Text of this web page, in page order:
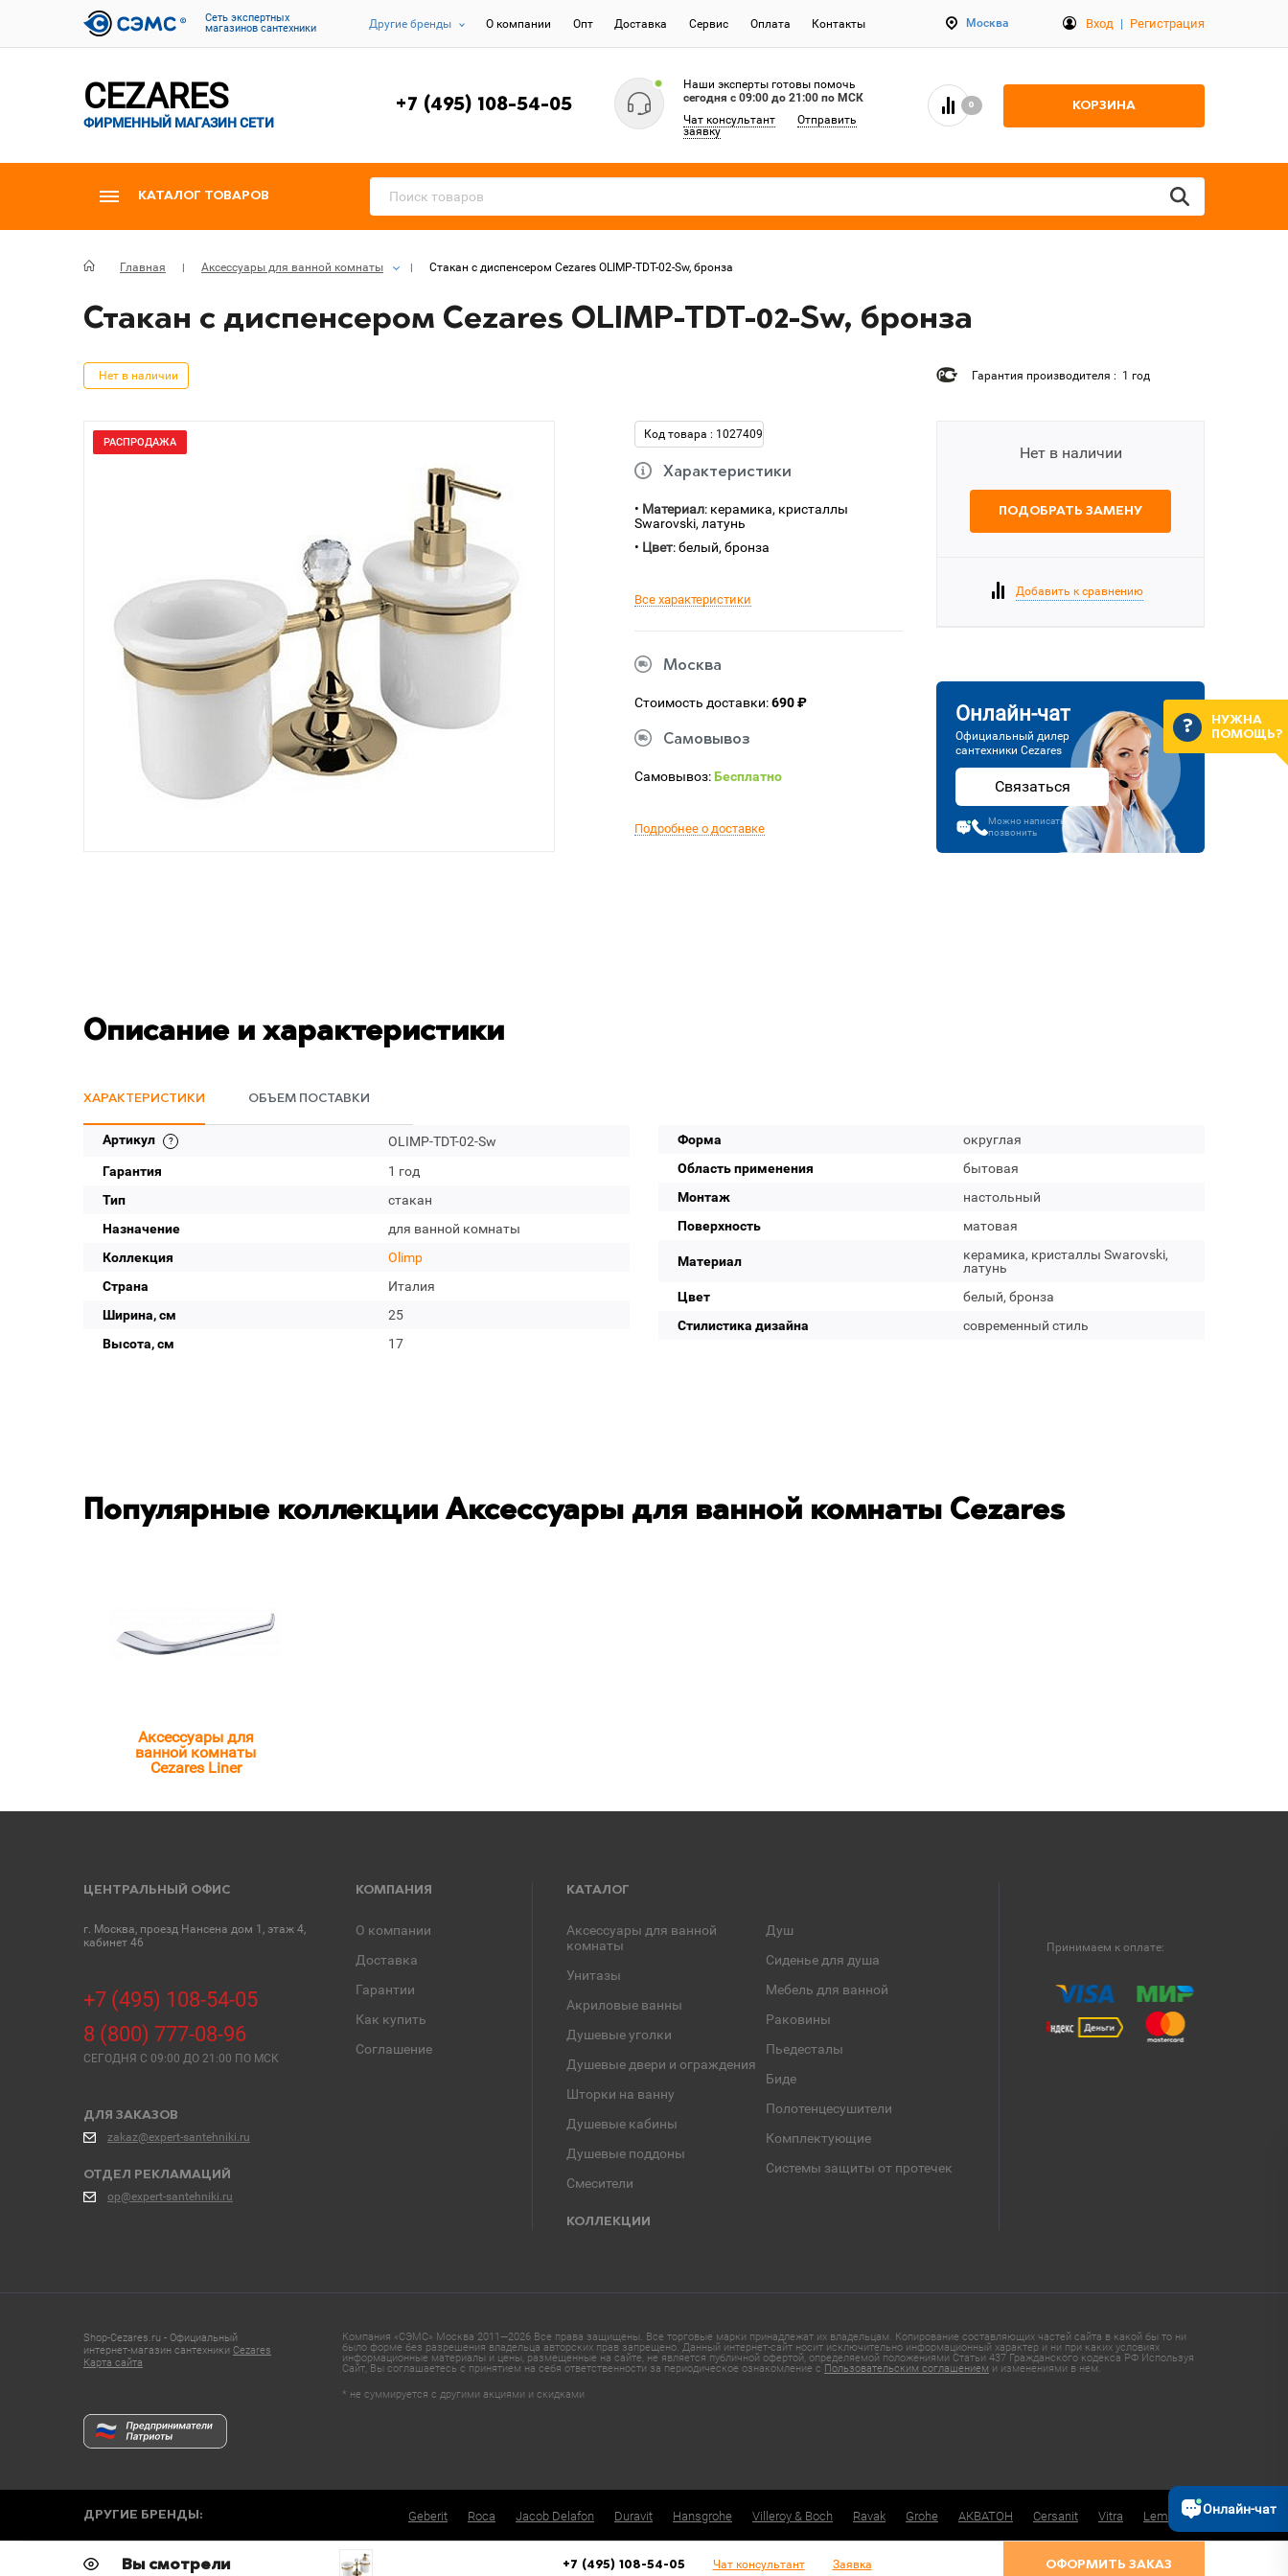
Cеть экспертных
магазинов сантехники
Другие бренды О компании Опт Доставка Сервис Оплата Контакты Москва Вход | Регистрация
CEZARES
ФИРМЕННЫЙ МАГАЗИН СЕТИ
+7 (495) 108-54-05
Наши эксперты готовы помочь
сегодня c 09:00 до 21:00 по МСК
Чат консультант
Отправить
заявку
0 КОРЗИНА
КАТАЛОГ ТОВАРОВ
Главная Аксессуары для ванной комнаты Стакан с диспенсером Cezares OLIMP-TDT-02-Sw, бронза
Стакан с диспенсером Cezares OLIMP-TDT-02-Sw, бронза
Нет в наличии Гарантия производителя : 1 год
РАСПРОДАЖА
Код товара : 1027409
Характеристики
• Материал: керамика, кристаллы
Swarovski, латунь
• Цвет: белый, бронза
Все характеристики
Москва
Стоимость доставки:690 ₽
Самовывоз
Самовывоз:Бесплатно
Подробнее о доставке
Нет в наличии
ПОДОБРАТЬ ЗАМЕНУ
Добавить к сравнению
Онлайн-чат
Официальный дилер
сантехники Cezares
Связаться
Можно написать или
позвонить
Описание и характеристики
ХАРАКТЕРИСТИКИ ОБЪЕМ ПОСТАВКИ
Артикул
OLIMP-TDT-02-Sw
Гарантия
1 год
Тип
стакан
Назначение
для ванной комнаты
Коллекция
Olimp
Страна
Италия
Ширина, см
25
Высота, см
17
Форма
округлая
Область применения
бытовая
Монтаж
настольный
Поверхность
матовая
Материал
керамика, кристаллы Swarovski,
латунь
Цвет
белый, бронза
Стилистика дизайна
современный стиль
Популярные коллекции Аксессуары для ванной комнаты Cezares
Аксессуары для
ванной комнаты
Cezares Liner
ЦЕНТРАЛЬНЫЙ ОФИС
г. Москва, проезд Нансена дом 1, этаж 4,
кабинет 46
+7 (495) 108-54-05
8 (800) 777-08-96
СЕГОДНЯ C 09:00 ДО 21:00 ПО МСК
ДЛЯ ЗАКАЗОВ
zakaz@expert-santehniki.ru
ОТДЕЛ РЕКЛАМАЦИЙ
op@expert-santehniki.ru
КОМПАНИЯ
О компании
Доставка
Гарантии
Как купить
Соглашение
КАТАЛОГ
Аксессуары для ванной
комнаты
Унитазы
Акриловые ванны
Душевые уголки
Душевые двери и ограждения
Шторки на ванну
Душевые кабины
Душевые поддоны
Смесители
Душ
Сиденье для душа
Мебель для ванной
Раковины
Пьедесталы
Биде
Полотенцесушители
Комплектующие
Системы защиты от протечек
КОЛЛЕКЦИИ
Принимаем к оплате:
Shop-Cezares.ru - Официальный
интернет-магазин сантехники Cezares
Карта сайта
Компания «СЭМС» Москва 2011—2026 Все права защищены. Все торговые марки принадлежат их владельцам. Копирование составляющих частей сайта в какой бы то ни
было форме без разрешения владельца авторских прав запрещено. Данный интернет-сайт носит исключительно информационный характер и ни при каких условиях
информационные материалы и цены, размещенные на сайте, не является публичной офертой, определяемой положениями Статьи 437 Гражданского кодекса РФ Используя
Сайт, Вы соглашаетесь с принятием на себя ответственности за периодическое ознакомление с Пользовательским соглашением и изменениями в нем.
* не суммируется с другими акциями и скидками
ДРУГИЕ БРЕНДЫ: Geberit Roca Jacob Delafon Duravit Hansgrohe Villeroy & Boch Ravak Grohe АКВАТОН Cersanit Vitra Lemark
Вы смотрели +7 (495) 108-54-05 Чат консультант Заявка ОФОРМИТЬ ЗАКАЗ
НУЖНА
ПОМОЩЬ?
Онлайн-чат